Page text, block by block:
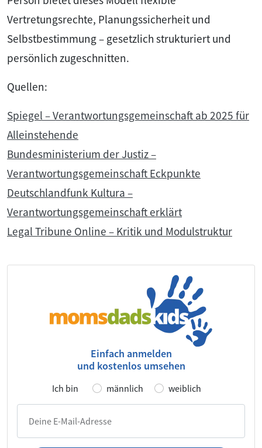
Vertretungsrechte, Planungssicherheit und
Selbstbestimmung – gesetzlich strukturiert und
persönlich zugeschnitten.
Quellen:
Spiegel – Verantwortungsgemeinschaft ab 2025 für
Alleinstehende
Bundesministerium der Justiz –
Verantwortungsgemeinschaft Eckpunkte
Deutschlandfunk Kultura –
Verantwortungsgemeinschaft erklärt
Legal Tribune Online – Kritik und Modulstruktur
Einfach anmelden
und kostenlos umsehen
Ich bin männlich weiblich
Deine E-Mail-Adresse